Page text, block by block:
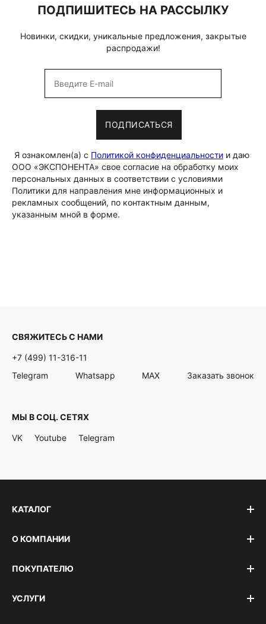
ПОДПИШИТЕСЬ НА РАССЫЛКУ
Новинки, скидки, уникальные предложения, закрытые
распродажи!
ПОДПИСАТЬСЯ
Я ознакомлен(а) с Политикой конфиденциальности и даю
ООО «ЭКСПОНЕНТА» свое согласие на обработку моих
персональных данных в соответствии с условиями
Политики для направления мне информационных и
рекламных сообщений, по контактным данным,
указанным мной в форме.
СВЯЖИТЕСЬ С НАМИ
+7 (499) 11-316-11
Telegram
Whatsapp MAX Заказать звонок
МЫ В СОЦ. СЕТЯХ
VK Youtube Telegram
КАТАЛОГ
О КОМПАНИИ
ПОКУПАТЕЛЮ
УСЛУГИ